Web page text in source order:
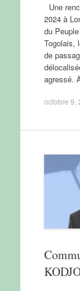
Une
2024 à
du
Togolais,
de
agressé.
octobre 9,